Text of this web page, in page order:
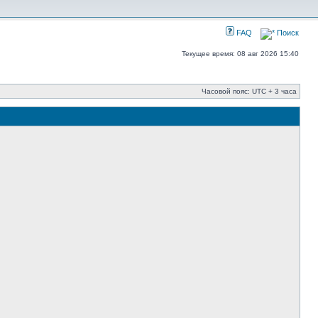
FAQ Поиск
Текущее время: 08 авг 2026 15:40
Часовой пояс: UTC + 3 часа